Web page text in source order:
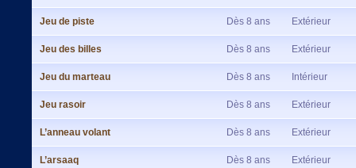
Jeu de piste Dès 8 ans Extérieur
Jeu des billes Dès 8 ans Extérieur
Jeu du marteau Dès 8 ans Intérieur
Jeu rasoir Dès 8 ans Extérieur
L’anneau volant Dès 8 ans Extérieur
L’arsaaq Dès 8 ans Extérieur